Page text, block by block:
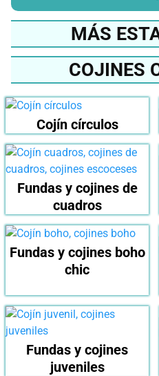
MÁS
COJINES
Cojín círculos
Fundas y cojines de
cuadros
Fundas y cojines boho
chic
Fundas y cojines
juveniles